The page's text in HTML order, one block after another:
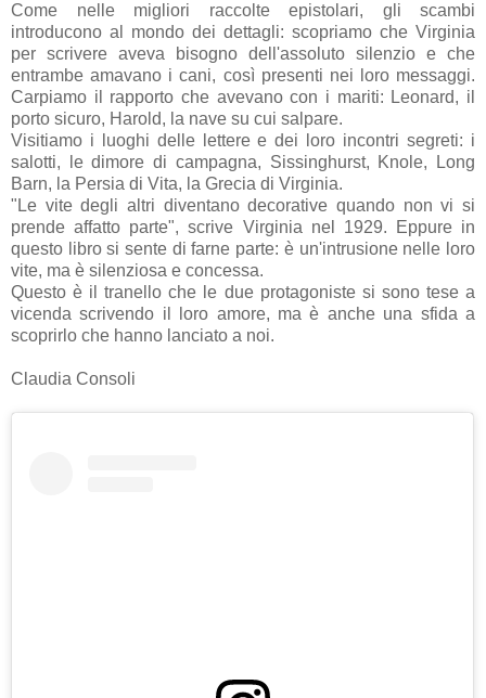
Come nelle migliori raccolte epistolari, gli scambi
introducono al mondo dei dettagli: scopriamo che Virginia
per scrivere aveva bisogno dell'assoluto silenzio e che
entrambe amavano i cani, così presenti nei loro messaggi.
Carpiamo il rapporto che avevano con i mariti: Leonard, il
porto sicuro, Harold, la nave su cui salpare.
Visitiamo i luoghi delle lettere e dei loro incontri segreti: i
salotti, le dimore di campagna, Sissinghurst, Knole, Long
Barn, la Persia di Vita, la Grecia di Virginia.
"Le vite degli altri diventano decorative quando non vi si
prende affatto parte", scrive Virginia nel 1929. Eppure in
questo libro si sente di farne parte: è un'intrusione nelle loro
vite, ma è silenziosa e concessa.
Questo è il tranello che le due protagoniste si sono tese a
vicenda scrivendo il loro amore, ma è anche una sfida a
scoprirlo che hanno lanciato a noi.
Claudia Consoli